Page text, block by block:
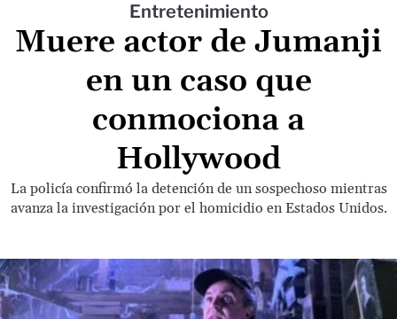
Entretenimiento
Muere actor de Jumanji
en un caso que
conmociona a
Hollywood
La policía confirmó la detención de un sospechoso mientras
avanza la investigación por el homicidio en Estados Unidos.